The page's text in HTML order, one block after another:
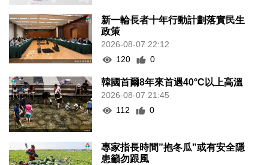
新一輪長者十年行動計劃落實民生
政策
2026-08-07 22:12
120
0
韓國首爾8年來首遇40°C以上高溫
2026-08-07 21:45
112
0
專家指長時間”抱冬瓜”或有安全隱
患籲勿跟風